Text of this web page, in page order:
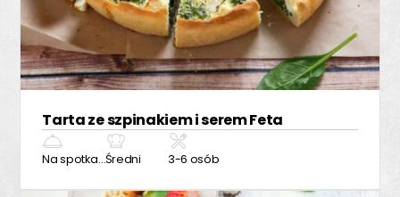
Tarta ze szpinakiem i serem Feta
Na spotkanie z przyjaciółmiŚredni 3-6 osób